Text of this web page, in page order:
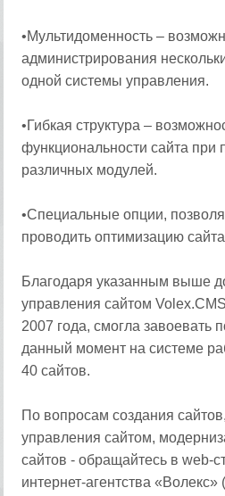
•Мультидоменность –
администрирования
одной системы управления.
•Гибкая структура –
функциональности сайта
различных модулей.
•Специальные опции,
проводить оптимизацию
Благодаря указанным выше
управления сайтом
2007 года, смогла завоевать
данный момент на системе
40 сайтов.
По вопросам создания
управления сайтом,
сайтов - обращайтесь в web-
интернет-агентства «Волекс»